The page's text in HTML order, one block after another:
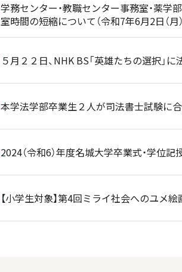
学務センター・教職センター事務室・薬学
室時間の短縮について（令和7年6月2日（月）
５月２２日、NHK BS「英雄たちの選択」
本学法学部卒業生２人が司法書士試験に
2024（令和6）年度名城大学卒業式・学位
【小学生対象】第4回ミライ社会へのユメ絵